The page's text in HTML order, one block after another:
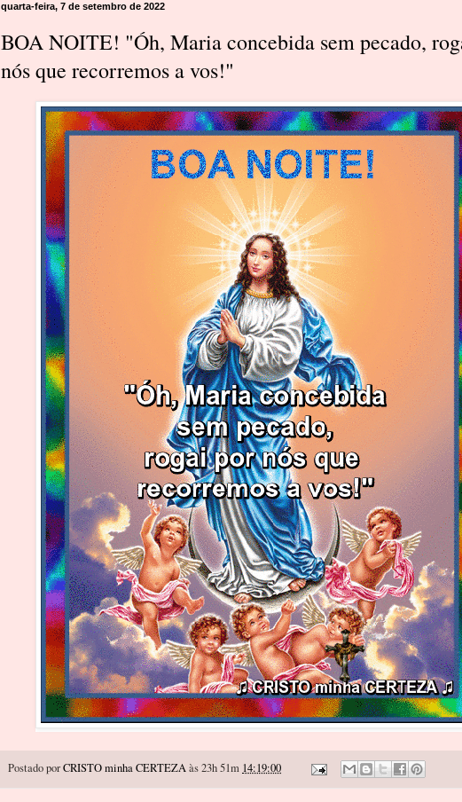
quarta-feira, 7 de setembro de 2022
BOA NOITE! "Óh, Maria concebida sem pecado,
nós que recorremos a vos!"
Postado porCRISTO minha CERTEZAàs 23h 51m 14:19:00